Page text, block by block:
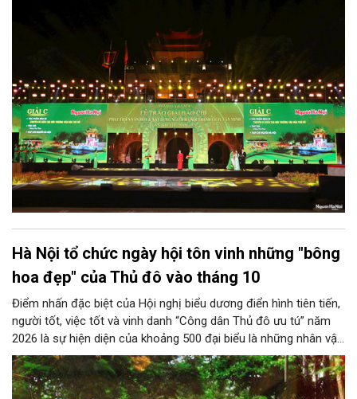
hoạch tổ chức Giải Báo chí về Phát triển văn hóa và xây dựng
người Hà Nội thanh lịch, văn minh lần thứ IX- năm 2026.
Hà Nội tổ chức ngày hội tôn vinh những "bông
hoa đẹp" của Thủ đô vào tháng 10
Điểm nhấn đặc biệt của Hội nghị biểu dương điển hình tiên tiến,
người tốt, việc tốt và vinh danh “Công dân Thủ đô ưu tú” năm
2026 là sự hiện diện của khoảng 500 đại biểu là những nhân vật
trực tiếp được tôn vinh, các tác giả xuất sắc đoạt giải trong
Cuộc thi viết về gương điển hình tiên tiến, cùng những gương
mặt bước ra từ trang sách "Những bông hoa đẹp" của Thành